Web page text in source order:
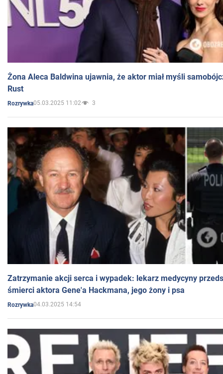
Żona Aleca Baldwina ujawnia, że aktor miał myśli
Rust
Rozrywka05.03.2025 11:02 3
Zatrzymanie akcji serca i wypadek: lekarz medycyny
śmierci aktora Gene'a Hackmana, jego żony i psa
Rozrywka04.03.2025 14:54